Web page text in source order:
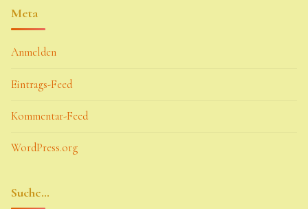
Meta
Anmelden
Eintrags-Feed
Kommentar-Feed
WordPress.org
Suche…